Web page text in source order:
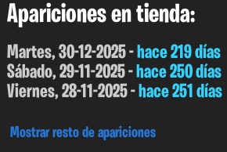
Apariciones en tienda:
Martes, 30-12-2025 -hace 219 días
Sábado, 29-11-2025 -hace 250 días
Viernes, 28-11-2025 -hace 251 días
Mostrar resto de apariciones